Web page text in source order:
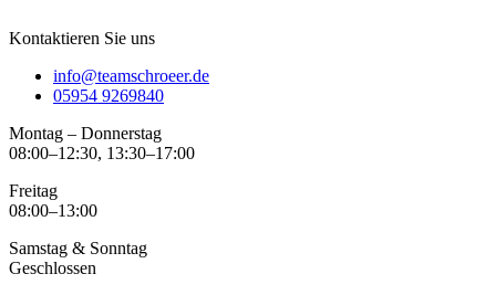
Kontaktieren Sie uns
info@teamschroeer.de
05954 9269840
Montag – Donnerstag
08:00–12:30, 13:30–17:00
Freitag
08:00–13:00
Samstag & Sonntag
Geschlossen